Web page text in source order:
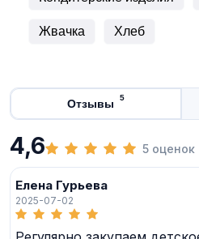
Жвачка Хлеб
Отзывы 5
4,6 5 оценок
Елена Гурьева
2025-07-02